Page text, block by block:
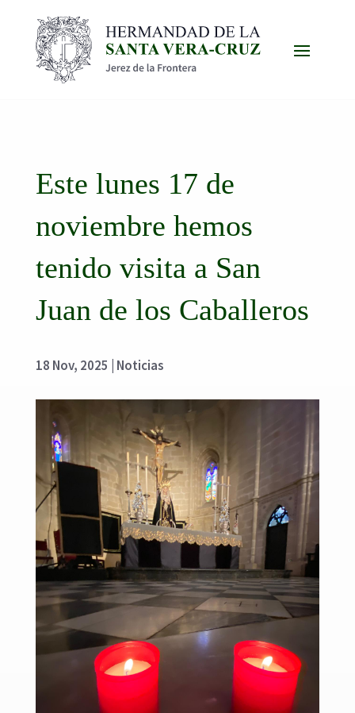
Este lunes 17 de
noviembre hemos
tenido visita a San
Juan de los Caballeros
18 Nov, 2025 Noticias